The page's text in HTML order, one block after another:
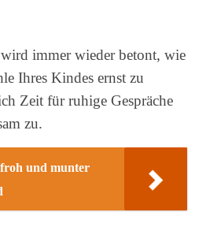
wird immer wieder betont, wie
Ihres Kindes ernst zu
Zeit für ruhige Gespräche
zu.
und munter